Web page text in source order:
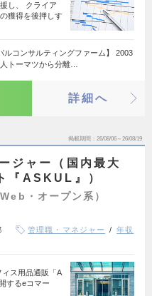
し、 クライア
獲得を後押しす
ルコンサルティングファーム】 2003
トーマツから分離…
詳細へ
掲載期間 26/08/06～26/08/19
ジャー（国内最大
『ASKUL』）
・オープン系）
管理職・マネジャー
年収
ィス用品通販「A
するeコマー